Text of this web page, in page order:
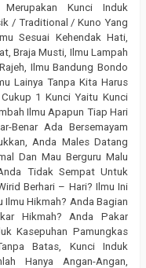
Kunci Induk
/ Traditional / Kuno Yang
Sesuai Kehendak Hati,
Braja Musti, Ilmu Lampah
Ilmu Bandung Bondo
Lainya Tanpa Kita Harus
1 Kunci Yaitu Kunci
Ilmu Apapun Tiap Hari
Benar Ada Bersemayam
Anda Males Datang
Dan Mau Berguru Malu
Tidak Sempat Untuk
Berhari – Hari? Ilmu Ini
Hikmah? Anda Bagian
Hikmah? Anda Pakar
Kasepuhan Pamungkas
Batas, Kunci Induk
Hanya Angan-Angan,